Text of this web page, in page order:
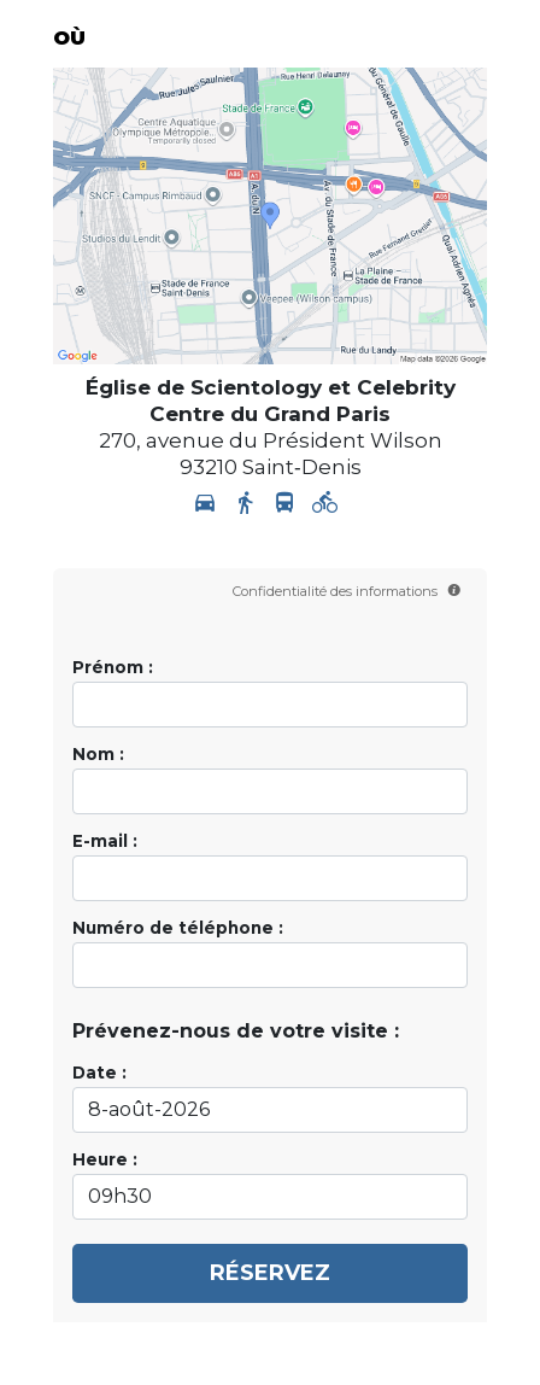
OÙ
Église de Scientology et Celebrity
Centre du Grand Paris
270, avenue du Président Wilson
93210 Saint‑Denis
Confidentialité des informations
Prénom :
Nom :
E-mail :
Numéro de téléphone :
Prévenez-nous de votre visite :
Date :
Heure :
RÉSERVEZ